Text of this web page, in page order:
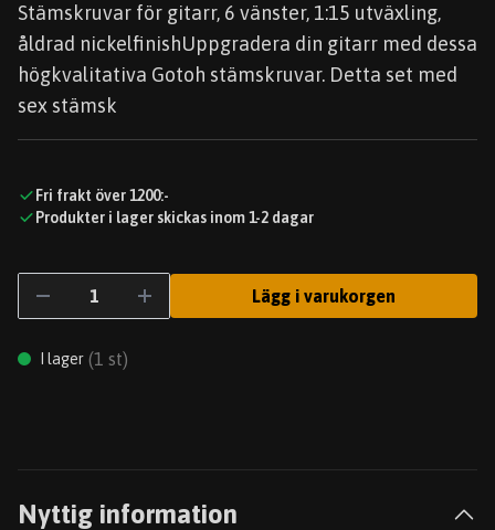
Stämskruvar för gitarr, 6 vänster, 1:15 utväxling,
åldrad nickelfinishUppgradera din gitarr med dessa
högkvalitativa Gotoh stämskruvar. Detta set med
sex stämsk
Fri frakt över 1200:-
Produkter i lager skickas inom 1-2 dagar
Lägg i varukorgen
I lager (1 st)
Nyttig information